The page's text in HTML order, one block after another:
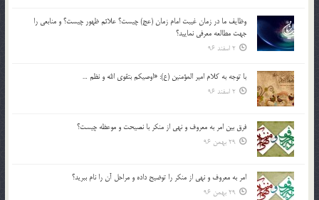
وظايف ما در زمان غيبت امام زمان (عج) چيست؟ علائم ظهور چيست؟ و منابعي را
جهت مطالعه معرفي نماييد؟
2 اسفند 96
با توجه به كلام امير المؤمنين (ع): «اوصيكم بتقوي الله و نظم …
2 اسفند 96
فرق بين امر به معروف و نهي از منكر با نصيحت و موعظه چيست؟
29 بهمن 96
امر به معروف و نهي از منكر را توضيح داده و مراحل آن را نام ببريد؟
29 بهمن 96